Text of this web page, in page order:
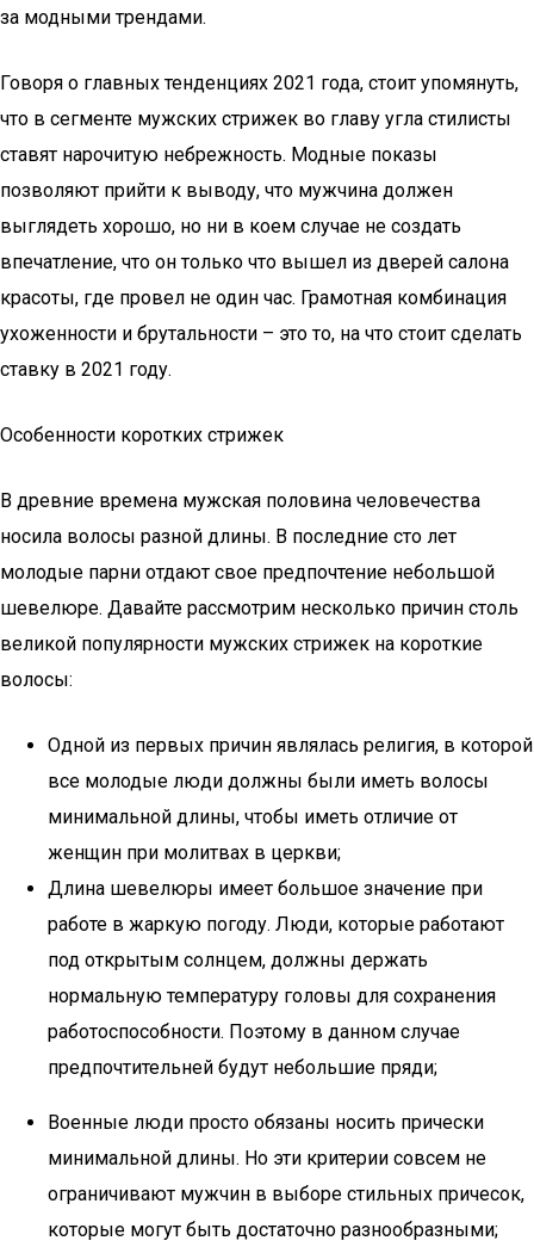
за модными трендами.
Говоря о главных тенденциях 2021 года, стоит упомянуть,
что в сегменте мужских стрижек во главу угла стилисты
ставят нарочитую небрежность. Модные показы
позволяют прийти к выводу, что мужчина должен
выглядеть хорошо, но ни в коем случае не создать
впечатление, что он только что вышел из дверей салона
красоты, где провел не один час. Грамотная комбинация
ухоженности и брутальности – это то, на что стоит сделать
ставку в 2021 году.
Особенности коротких стрижек
В древние времена мужская половина человечества
носила волосы разной длины. В последние сто лет
молодые парни отдают свое предпочтение небольшой
шевелюре. Давайте рассмотрим несколько причин столь
великой популярности мужских стрижек на короткие
волосы:
Одной из первых причин являлась религия, в которой
все молодые люди должны были иметь волосы
минимальной длины, чтобы иметь отличие от
женщин при молитвах в церкви;
Длина шевелюры имеет большое значение при
работе в жаркую погоду. Люди, которые работают
под открытым солнцем, должны держать
нормальную температуру головы для сохранения
работоспособности. Поэтому в данном случае
предпочтительней будут небольшие пряди;
Военные люди просто обязаны носить прически
минимальной длины. Но эти критерии совсем не
ограничивают мужчин в выборе стильных причесок,
которые могут быть достаточно разнообразными;